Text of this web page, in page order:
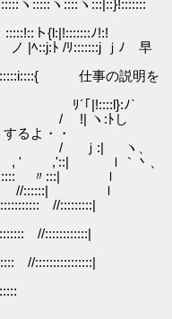
ヽ:::::ヽ::::ヽ:::|::}!:::::::
ト{l:|!:::::::ﾉ!:!
::j:ﾄ /ﾘ:::::::j ｊﾉ 早
仕事の説明を
ﾉ`
:ﾄし
るよ・・
ｊ:| ヽ、
, ' ,'::| ｌ｀丶、
:::: 〃:::| ｌ
//::::::| ｌ
//:::::::::|
//::::::::::::|
//::::::::::::::::|